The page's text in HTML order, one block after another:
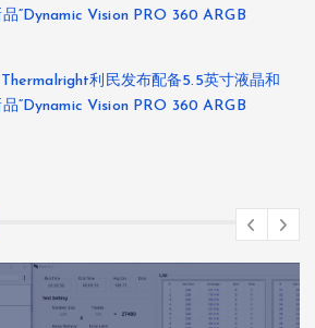
“Dynamic Vision PRO 360 ARGB
Thermalright利民发布配备5.5英寸液晶和
“Dynamic Vision PRO 360 ARGB